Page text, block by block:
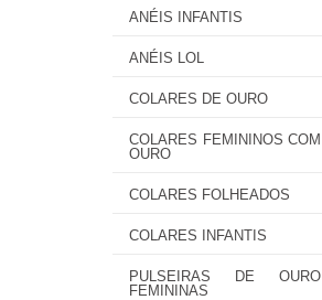
ANÉIS INFANTIS
ANÉIS LOL
COLARES DE OURO
COLARES FEMININOS COM
OURO
COLARES FOLHEADOS
COLARES INFANTIS
PULSEIRAS DE OURO
FEMININAS